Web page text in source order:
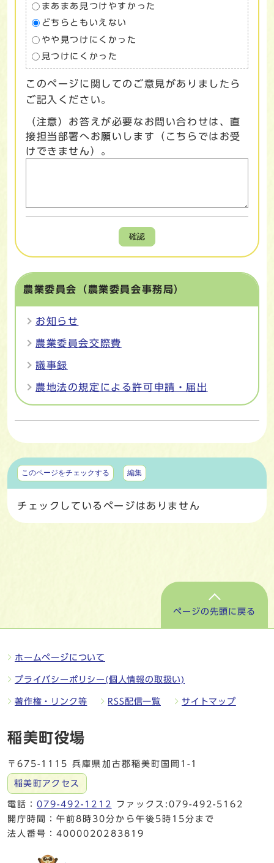
まあまあ見つけやすかった
どちらともいえない
やや見つけにくかった
見つけにくかった
このページに関してのご意見がありましたら
ご記入ください。
（注意）お答えが必要なお問い合わせは、直
接担当部署へお願いします（こちらではお受
けできません）。
確認
農業委員会（農業委員会事務局）
お知らせ
農業委員会交際費
議事録
農地法の規定による許可申請・届出
マイページ
このページをチェックする 編集
チェックしているページはありません
ページの先頭に戻る
ホームページについて
プライバシーポリシー(個人情報の取扱い)
著作権・リンク等 RSS配信一覧 サイトマップ
稲美町役場
〒675-1115 兵庫県加古郡稲美町国岡1-1
稲美町アクセス
電話：079-492-1212
ファックス:079-492-5162
開庁時間：午前8時30分から午後5時15分まで
法人番号：4000020283819